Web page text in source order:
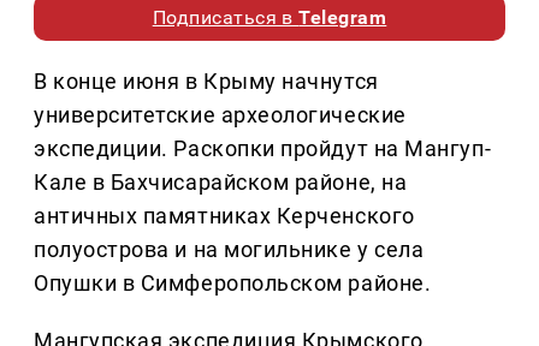
Подписаться вTelegram
В конце июня в Крыму начнутся
университетские археологические
экспедиции. Раскопки пройдут на Мангуп-
Кале в Бахчисарайском районе, на
античных памятниках Керченского
полуострова и на могильнике у села
Опушки в Симферопольском районе.
Мангупская экспедиция Крымского